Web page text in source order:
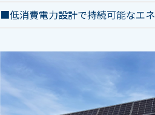
低消費電力設計で持続可能なエ